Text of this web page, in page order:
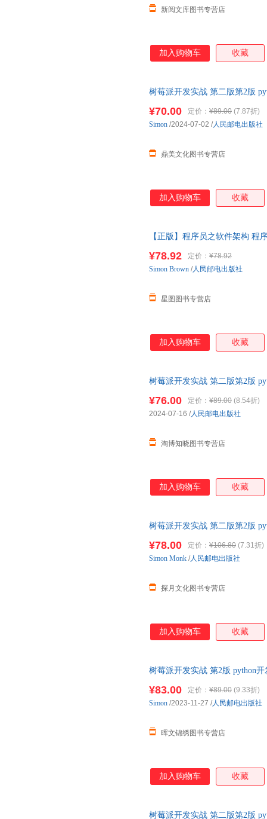
新阅文库图书专营店
加入购物车 收藏
树莓派开发实战 第二版第2版
¥70.00 定价： ¥89.00 (7.87折)
鼎美文化图书专营店
Simon /2024-07-02 /人民邮电出版社
加入购物车 收藏
【正版】程序员之软件架构 程
¥78.92 定价： ¥78.92
星图图书专营店
Simon Brown /人民邮电出版社
加入购物车 收藏
树莓派开发实战 第二版第2版
¥76.00 定价： ¥89.00 (8.54折)
淘博知晓图书专营店
2024-07-16 /人民邮电出版社
加入购物车 收藏
树莓派开发实战 第二版第2版
¥78.00 定价： ¥106.80 (7.31折)
探月文化图书专营店
Simon Monk /人民邮电出版社
加入购物车 收藏
树莓派开发实战 第2版 python
¥83.00 定价： ¥89.00 (9.33折)
晖文锦绣图书专营店
Simon /2023-11-27 /人民邮电出版社
加入购物车 收藏
树莓派开发实战 第二版第2版